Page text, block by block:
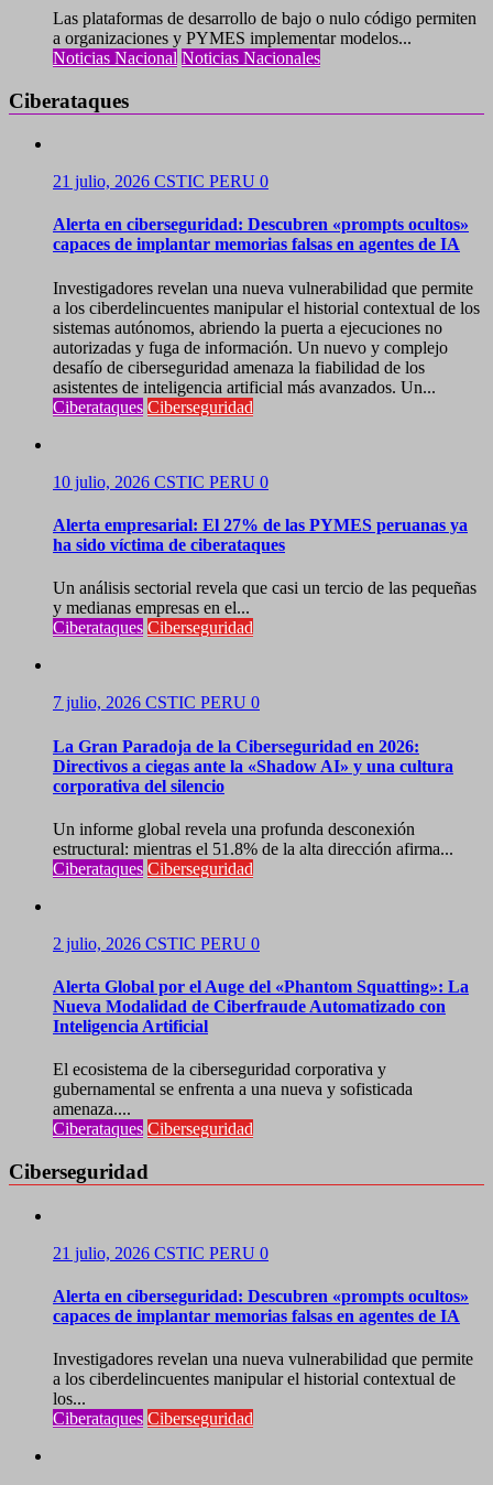
Las plataformas de desarrollo de bajo o nulo código permiten
a organizaciones y PYMES implementar modelos...
Noticias Nacional Noticias Nacionales
Ciberataques
21 julio, 2026 CSTIC PERU 0
Alerta en ciberseguridad: Descubren «prompts ocultos»
capaces de implantar memorias falsas en agentes de IA
Investigadores revelan una nueva vulnerabilidad que permite
a los ciberdelincuentes manipular el historial contextual de los
sistemas autónomos, abriendo la puerta a ejecuciones no
autorizadas y fuga de información. Un nuevo y complejo
desafío de ciberseguridad amenaza la fiabilidad de los
asistentes de inteligencia artificial más avanzados. Un...
Ciberataques Ciberseguridad
10 julio, 2026 CSTIC PERU 0
Alerta empresarial: El 27% de las PYMES peruanas ya
ha sido víctima de ciberataques
Un análisis sectorial revela que casi un tercio de las pequeñas
y medianas empresas en el...
Ciberataques Ciberseguridad
7 julio, 2026 CSTIC PERU 0
La Gran Paradoja de la Ciberseguridad en 2026:
Directivos a ciegas ante la «Shadow AI» y una cultura
corporativa del silencio
Un informe global revela una profunda desconexión
estructural: mientras el 51.8% de la alta dirección afirma...
Ciberataques Ciberseguridad
2 julio, 2026 CSTIC PERU 0
Alerta Global por el Auge del «Phantom Squatting»: La
Nueva Modalidad de Ciberfraude Automatizado con
Inteligencia Artificial
El ecosistema de la ciberseguridad corporativa y
gubernamental se enfrenta a una nueva y sofisticada
amenaza....
Ciberataques Ciberseguridad
Ciberseguridad
21 julio, 2026 CSTIC PERU 0
Alerta en ciberseguridad: Descubren «prompts ocultos»
capaces de implantar memorias falsas en agentes de IA
Investigadores revelan una nueva vulnerabilidad que permite
a los ciberdelincuentes manipular el historial contextual de
los...
Ciberataques Ciberseguridad